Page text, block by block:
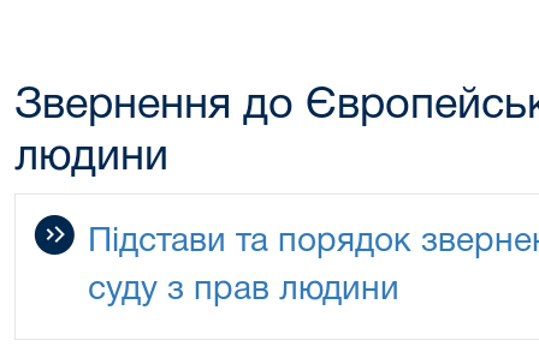
Звернення до
людини
Підстави та порядок
суду з прав людини